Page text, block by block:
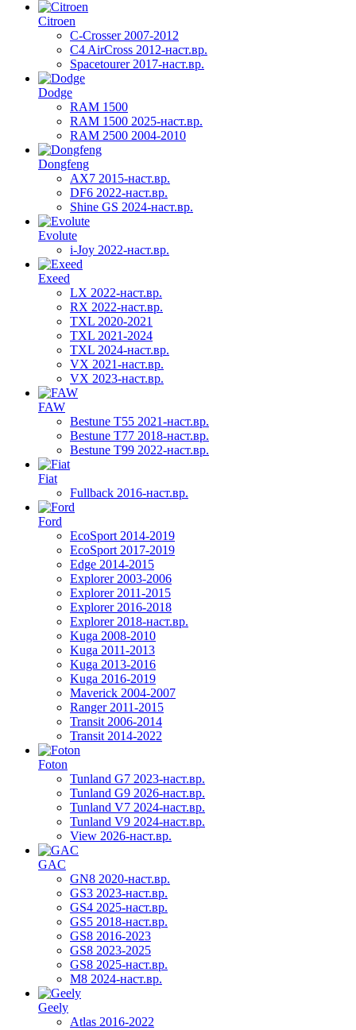
Citroen
C-Crosser 2007-2012
C4 AirCross 2012-наст.вр.
Spacetourer 2017-наст.вр.
Dodge
RAM 1500
RAM 1500 2025-наст.вр.
RAM 2500 2004-2010
Dongfeng
AX7 2015-наст.вр.
DF6 2022-наст.вр.
Shine GS 2024-наст.вр.
Evolute
i-Joy 2022-наст.вр.
Exeed
LX 2022-наст.вр.
RX 2022-наст.вр.
TXL 2020-2021
TXL 2021-2024
TXL 2024-наст.вр.
VX 2021-наст.вр.
VX 2023-наст.вр.
FAW
Bestune T55 2021-наст.вр.
Bestune T77 2018-наст.вр.
Bestune T99 2022-наст.вр.
Fiat
Fullback 2016-наст.вр.
Ford
EcoSport 2014-2019
EcoSport 2017-2019
Edge 2014-2015
Explorer 2003-2006
Explorer 2011-2015
Explorer 2016-2018
Explorer 2018-наст.вр.
Kuga 2008-2010
Kuga 2011-2013
Kuga 2013-2016
Kuga 2016-2019
Maverick 2004-2007
Ranger 2011-2015
Transit 2006-2014
Transit 2014-2022
Foton
Tunland G7 2023-наст.вр.
Tunland G9 2026-наст.вр.
Tunland V7 2024-наст.вр.
Tunland V9 2024-наст.вр.
View 2026-наст.вр.
GAC
GN8 2020-наст.вр.
GS3 2023-наст.вр.
GS4 2025-наст.вр.
GS5 2018-наст.вр.
GS8 2016-2023
GS8 2023-2025
GS8 2025-наст.вр.
M8 2024-наст.вр.
Geely
Atlas 2016-2022